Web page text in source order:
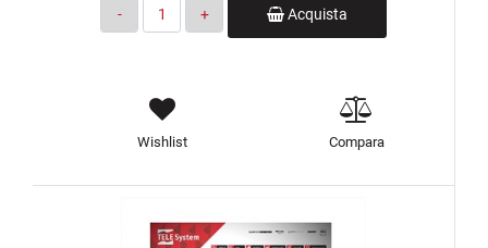
Acquista
Wishlist Compara